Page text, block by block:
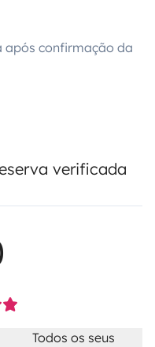
confirmação da
verificada
Todos os seus